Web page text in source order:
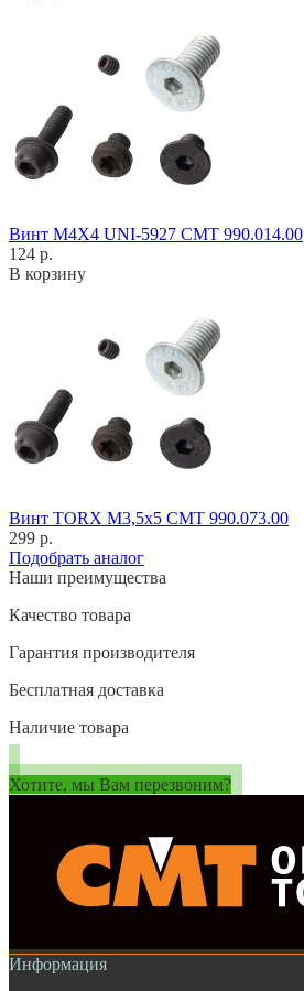
Винт M4X4 UNI-5927 CMT 990.014.00
124 р.
В корзину
Винт TORX M3,5x5 CMT 990.073.00
299 р.
Подобрать аналог
Наши преимущества
Качество товара
Гарантия производителя
Бесплатная доставка
Наличие товара
Хотите, мы Вам перезвоним?
Информация